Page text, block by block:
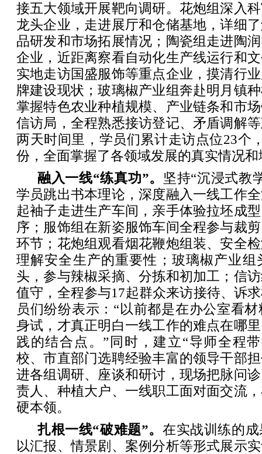
接五大领域开展靶向调研。花炮组深入
龙头企业，走进展厅和仓储基地，详细
品研发和市场拓展情况；陶瓷组走进陶
企业，近距离察看自动化生产线运行和
实地走访国盛服饰等重点企业，摸清行
牌建设现状；玻璃椒产业组奔赴明月镇
掌握特色农业种植规模、产业链条和市
信访局，全程熟悉接访登记、矛盾调解
两天时间里，学员们累计走访点位23个
份，全面掌握了各领域发展的真实情况
融入一线“练真功”。 坚持“沉浸式教
学员跳出书本理论，深度融入一线工作
起袖子走进生产车间，亲手体验拉坯成
序；服饰组在新姿服饰车间全程参与裁
环节；花炮组观看烟花鞭炮组装、安全
理解安全生产的重要性；玻璃椒产业组
头，参与辣椒采摘、分拣和初加工；信
值守，全程参与17起群众来访接待、诉
员们纷纷表示：“以前都是在办公室看
身试，才真正明白一线工作的难点在哪
践的结合点。”同时，建立“导师全程
校、市直部门选聘经验丰富的领导干部
进各组调研、座谈和研讨，现场把脉问
责人、种植大户、一线职工面对面交流
硬本领。
扎根一线“破难题”。 在实战训练的
以汇报、情景剧、案例分析等形式展示